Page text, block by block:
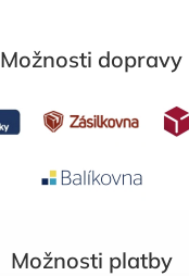
Možnosti dopravy
Možnosti platby